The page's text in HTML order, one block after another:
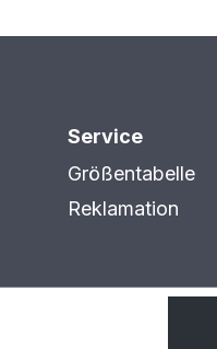
Service
Größentabelle
Reklamation